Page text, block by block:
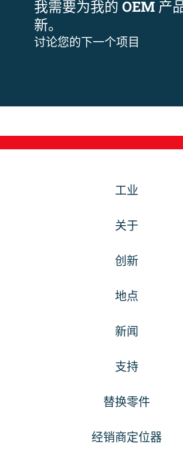
我需要为我的 OEM 产
新。
讨论您的下一个项目
工业
关于
创新
地点
新闻
支持
替换零件
经销商定位器